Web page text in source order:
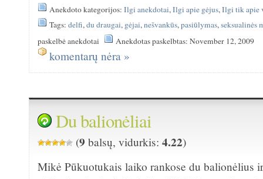
Anekdoto kategorijos:Ilgi anekdotai,Ilgi apie gėjus,Ilgi tik apie
Tags:delfi,du draugai, gėjai,nešvankūs,pasiūlymas,seksualinės
paskelbė anekdotai
Anekdotas paskelbtas: November 12, 2009
komentarų nėra »
Du balionėliai
(9 balsų, vidurkis:4.22)
Mikė Pūkuotukais laiko rankose du balionėlius